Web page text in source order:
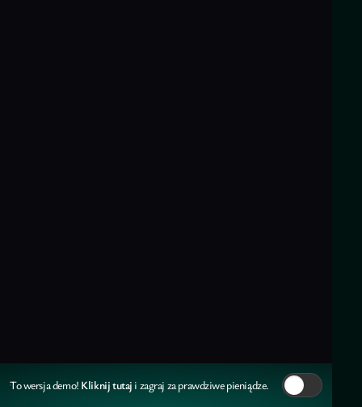
To wersja demo! Kliknij tutaj i zagraj za prawdziwe pieniądze.